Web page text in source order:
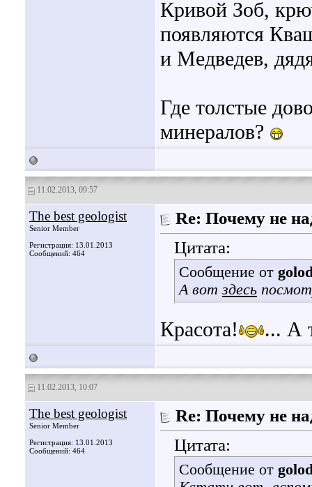
Кривой Зоб,
появляются
и Медведев,
Где толстые
минералов?
11.02.2013, 09:57
The best geologist
Senior Member
Регистрация: 13.01.2013
Сообщений: 464
Re: Почему не
Цитата:
Сообщение от
А вотздесь
Красота! ... А
11.02.2013, 10:07
The best geologist
Senior Member
Регистрация: 13.01.2013
Сообщений: 464
Re: Почему не
Цитата:
Сообщение от